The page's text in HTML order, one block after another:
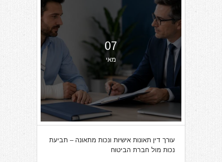
07
מאי
עורך דין תאונות אישיות ונכות מתאונה – תביעת
נכות מול חברת הביטוח